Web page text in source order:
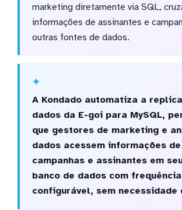
marketing diretamente via SQL,
informações de assinantes e
outras fontes de dados.
A Kondado automatiza a
dados da E-goi para MySQL,
que gestores de marketing e
dados acessem informações de
campanhas e assinantes em
banco de dados com frequência
configurável, sem necessidade